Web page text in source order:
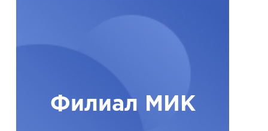
Филиал МИК